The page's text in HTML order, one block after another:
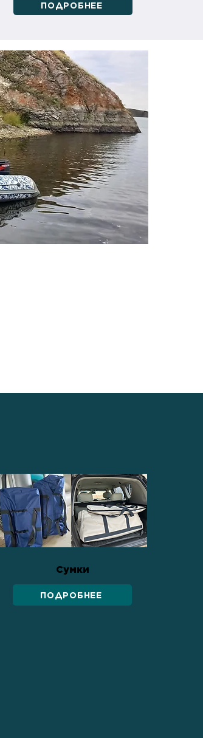
ПОДРОБНЕЕ
Сумки
ПОДРОБНЕЕ